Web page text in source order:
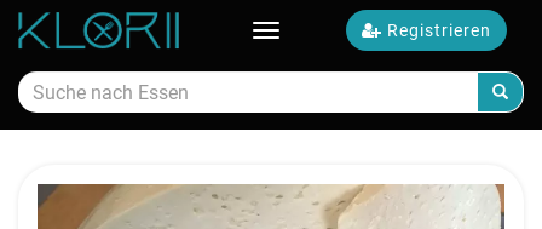
Registrieren
Toggle
Kalorien Essen